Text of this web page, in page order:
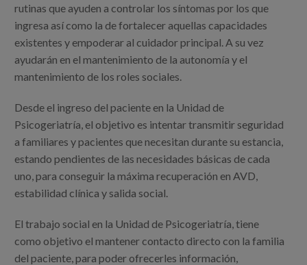
rutinas que ayuden a controlar los síntomas por los que
ingresa así como la de fortalecer aquellas capacidades
existentes y empoderar al cuidador principal. A su vez
ayudarán en el mantenimiento de la autonomía y el
mantenimiento de los roles sociales.
Desde el ingreso del paciente en la Unidad de
Psicogeriatría, el objetivo es intentar transmitir seguridad
a familiares y pacientes que necesitan durante su estancia,
estando pendientes de las necesidades básicas de cada
uno, para conseguir la máxima recuperación en AVD,
estabilidad clínica y salida social.
El trabajo social en la Unidad de Psicogeriatría, tiene
como objetivo el mantener contacto directo con la familia
del paciente, para poder ofrecerles información,